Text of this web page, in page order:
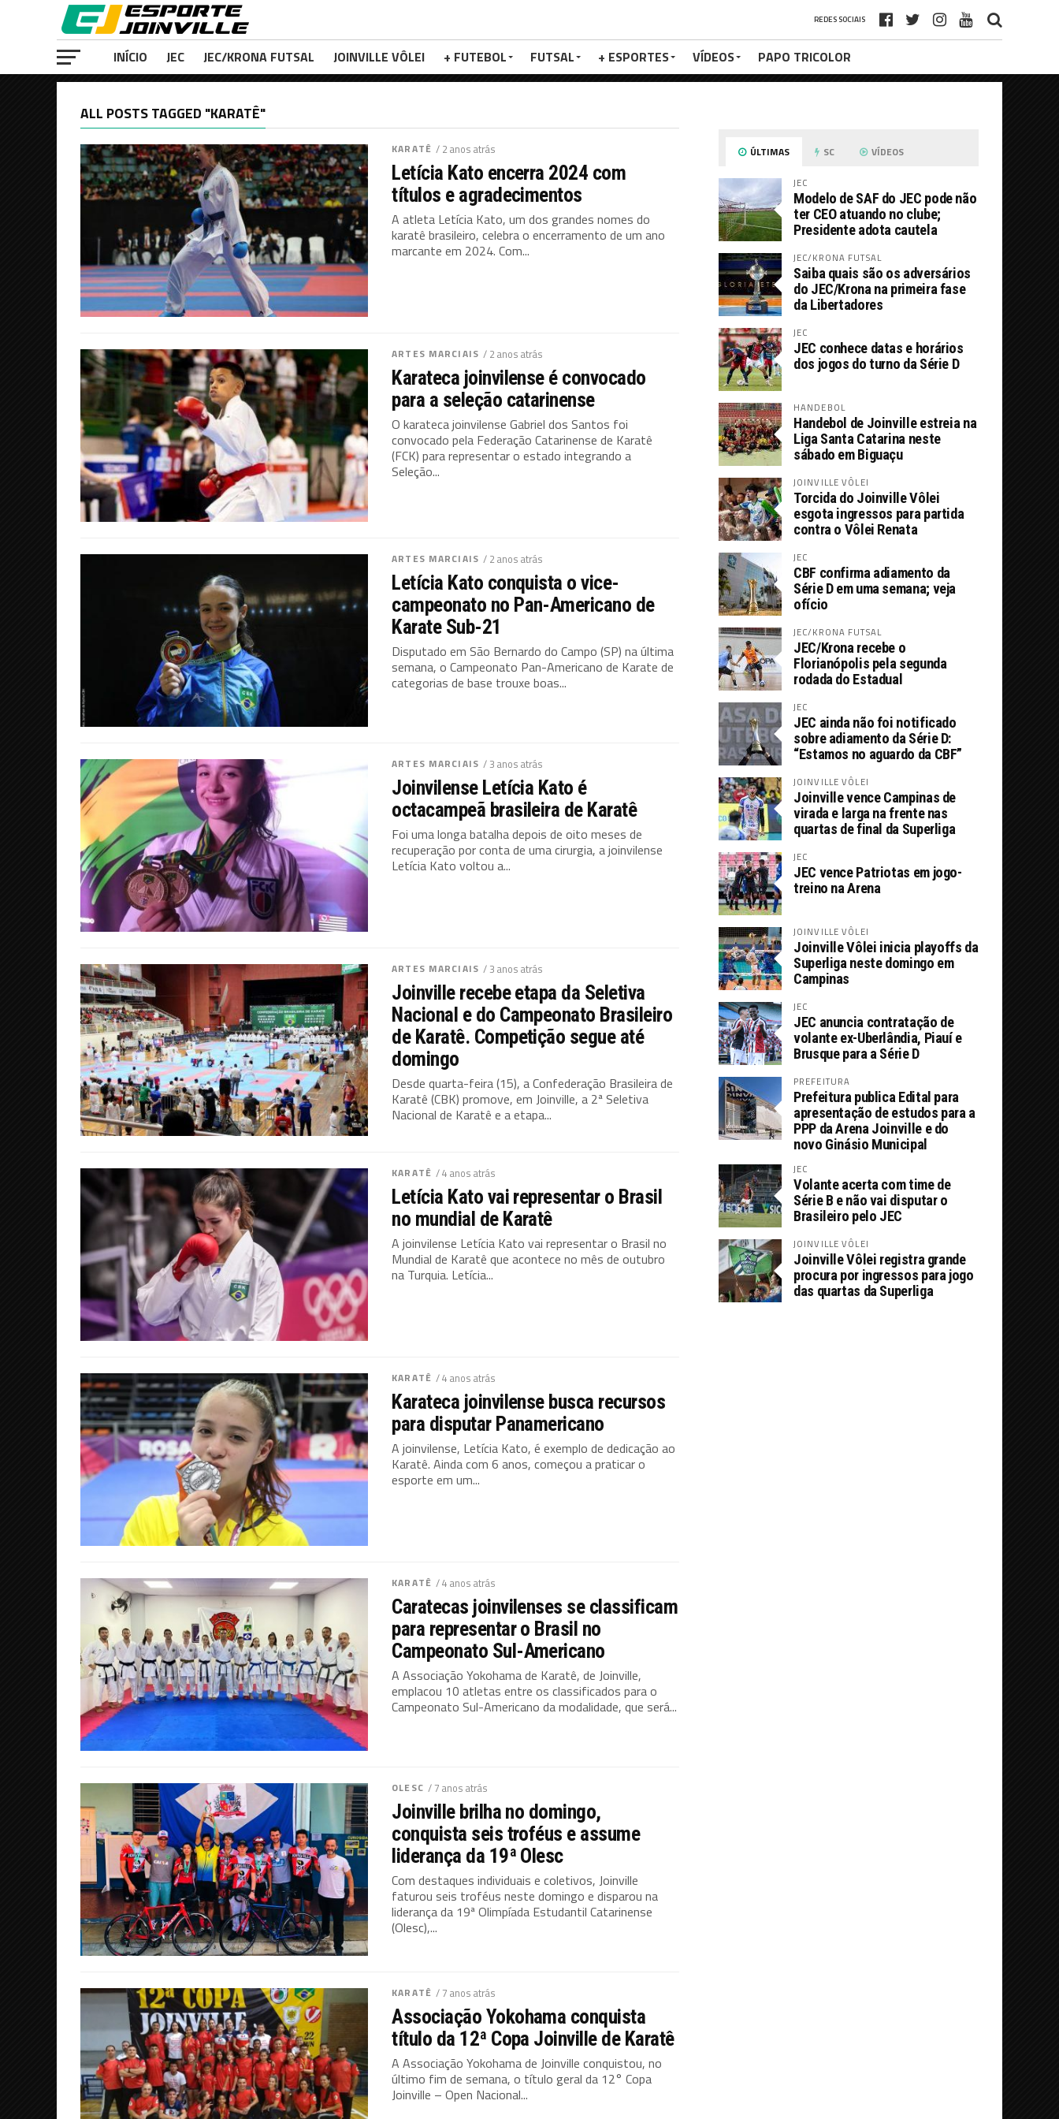
REDES SOCIAIS
INÍCIO JEC JEC/KRONA FUTSAL JOINVILLE VÔLEI + FUTEBOL FUTSAL + ESPORTES VÍDEOS PAPO TRICOLOR
ALL POSTS TAGGED "KARATÊ"
KARATÊ / 2 anos atrás
Letícia Kato encerra 2024 com
títulos e agradecimentos
A atleta Letícia Kato, um dos grandes nomes do
karatê brasileiro, celebra o encerramento de um ano
marcante em 2024. Com...
ARTES MARCIAIS / 2 anos atrás
Karateca joinvilense é convocado
para a seleção catarinense
O karateca joinvilense Gabriel dos Santos foi
convocado pela Federação Catarinense de Karatê
(FCK) para representar o estado integrando a
Seleção...
ARTES MARCIAIS / 2 anos atrás
Letícia Kato conquista o vice-
campeonato no Pan-Americano de
Karate Sub-21
Disputado em São Bernardo do Campo (SP) na última
semana, o Campeonato Pan-Americano de Karate de
categorias de base trouxe boas...
ARTES MARCIAIS / 3 anos atrás
Joinvilense Letícia Kato é
octacampeã brasileira de Karatê
Foi uma longa batalha depois de oito meses de
recuperação por conta de uma cirurgia, a joinvilense
Letícia Kato voltou a...
ARTES MARCIAIS / 3 anos atrás
Joinville recebe etapa da Seletiva
Nacional e do Campeonato Brasileiro
de Karatê. Competição segue até
domingo
Desde quarta-feira (15), a Confederação Brasileira de
Karatê (CBK) promove, em Joinville, a 2ª Seletiva
Nacional de Karatê e a etapa...
KARATÊ / 4 anos atrás
Letícia Kato vai representar o Brasil
no mundial de Karatê
A joinvilense Letícia Kato vai representar o Brasil no
Mundial de Karatê que acontece no mês de outubro
na Turquia. Letícia...
KARATÊ / 4 anos atrás
Karateca joinvilense busca recursos
para disputar Panamericano
A joinvilense, Letícia Kato, é exemplo de dedicação ao
Karatê. Ainda com 6 anos, começou a praticar o
esporte em um...
KARATÊ / 4 anos atrás
Caratecas joinvilenses se classificam
para representar o Brasil no
Campeonato Sul-Americano
A Associação Yokohama de Karatê, de Joinville,
emplacou 10 atletas entre os classificados para o
Campeonato Sul-Americano da modalidade, que será...
OLESC / 7 anos atrás
Joinville brilha no domingo,
conquista seis troféus e assume
liderança da 19ª Olesc
Com destaques individuais e coletivos, Joinville
faturou seis troféus neste domingo e disparou na
liderança da 19ª Olimpíada Estudantil Catarinense
(Olesc),...
KARATÊ / 7 anos atrás
Associação Yokohama conquista
título da 12ª Copa Joinville de Karatê
A Associação Yokohama de Joinville conquistou, no
último fim de semana, o título geral da 12° Copa
Joinville – Open Nacional...
ÚLTIMAS SC VÍDEOS
JEC
Modelo de SAF do JEC pode não
ter CEO atuando no clube;
Presidente adota cautela
JEC/KRONA FUTSAL
Saiba quais são os adversários
do JEC/Krona na primeira fase
da Libertadores
JEC
JEC conhece datas e horários
dos jogos do turno da Série D
HANDEBOL
Handebol de Joinville estreia na
Liga Santa Catarina neste
sábado em Biguaçu
JOINVILLE VÔLEI
Torcida do Joinville Vôlei
esgota ingressos para partida
contra o Vôlei Renata
JEC
CBF confirma adiamento da
Série D em uma semana; veja
ofício
JEC/KRONA FUTSAL
JEC/Krona recebe o
Florianópolis pela segunda
rodada do Estadual
JEC
JEC ainda não foi notificado
sobre adiamento da Série D:
“Estamos no aguardo da CBF”
JOINVILLE VÔLEI
Joinville vence Campinas de
virada e larga na frente nas
quartas de final da Superliga
JEC
JEC vence Patriotas em jogo-
treino na Arena
JOINVILLE VÔLEI
Joinville Vôlei inicia playoffs da
Superliga neste domingo em
Campinas
JEC
JEC anuncia contratação de
volante ex-Uberlândia, Piauí e
Brusque para a Série D
PREFEITURA
Prefeitura publica Edital para
apresentação de estudos para a
PPP da Arena Joinville e do
novo Ginásio Municipal
JEC
Volante acerta com time de
Série B e não vai disputar o
Brasileiro pelo JEC
JOINVILLE VÔLEI
Joinville Vôlei registra grande
procura por ingressos para jogo
das quartas da Superliga